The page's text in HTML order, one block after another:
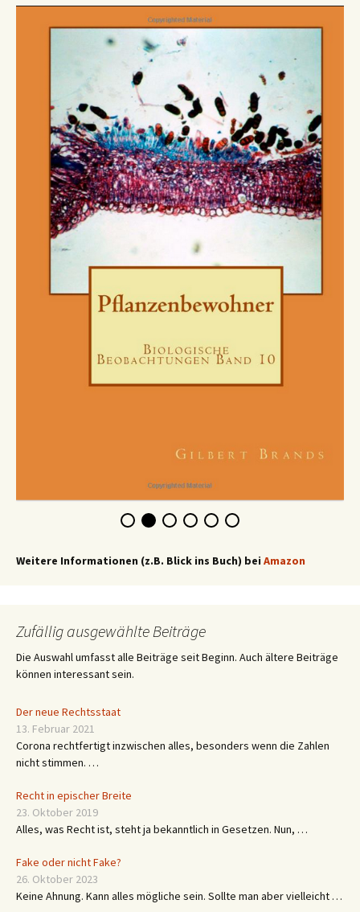
Weitere Informationen (z.B. Blick ins Buch) bei Amazon
Zufällig ausgewählte Beiträge
Die Auswahl umfasst alle Beiträge seit Beginn. Auch ältere Beiträge
können interessant sein.
Der neue Rechtsstaat
13. Februar 2021
Corona rechtfertigt inzwischen alles, besonders wenn die Zahlen
nicht stimmen. …
Recht in epischer Breite
23. Oktober 2019
Alles, was Recht ist, steht ja bekanntlich in Gesetzen. Nun, …
Fake oder nicht Fake?
26. Oktober 2023
Keine Ahnung. Kann alles mögliche sein. Sollte man aber vielleicht …